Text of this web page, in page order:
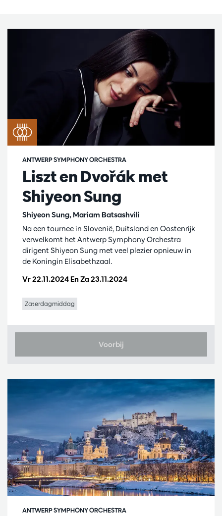
Liszt en Dvořák met
Shiyeon Sung
Shiyeon Sung, Mariam Batsashvili
ANTWERP SYMPHONY ORCHESTRA
Vr 22.11.2024 EnZa 23.11.2024
Na een tournee in Slovenië, Duitsland en Oostenrijk
verwelkomt het Antwerp Symphony Orchestra
dirigent Shiyeon Sung met veel plezier opnieuw in
de Koningin Elisabethzaal.
Zaterdagmiddag
Voorbij
ANTWERP SYMPHONY ORCHESTRA